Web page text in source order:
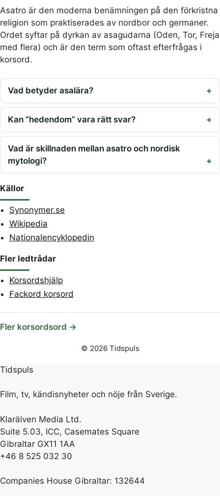
Asatro är den moderna benämningen på den förkristna
religion som praktiserades av nordbor och germaner.
Ordet syftar på dyrkan av asagudarna (Oden, Tor, Freja
med flera) och är den term som oftast efterfrågas i
korsord.
Vad betyder asalära?
Kan ”hedendom” vara rätt svar?
Vad är skillnaden mellan asatro och nordisk
mytologi?
Källor
Synonymer.se
Wikipedia
Nationalencyklopedin
Fler ledtrådar
Korsordshjälp
Fackord korsord
Fler korsordsord →
© 2026 Tidspuls
Tidspuls
Film, tv, kändisnyheter och nöje från Sverige.
Klarälven Media Ltd.
Suite 5.03, ICC, Casemates Square
Gibraltar GX11 1AA
+46 8 525 032 30
Companies House Gibraltar: 132644